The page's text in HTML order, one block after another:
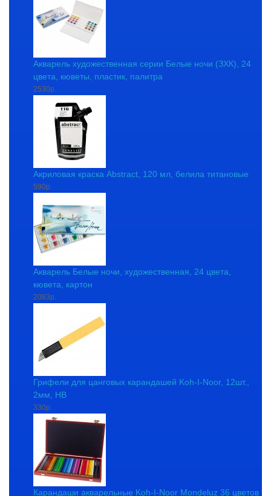
Акварель художественная серии Белые ночи (ЗХК), 24
цвета, кюветы, пластик, палитра
2530р.
Акриловая краска Abstract, 120 мл, белила титановые
590р.
Акварель Белые ночи, художественная, 24 цвета,
кювета, картон
2083р.
Грифели для цанговых карандашей Koh-I-Noor, 12шт.,
2мм, HB
330р.
Карандаши акварельные Koh-I-Noor Mondeluz 36 цветов